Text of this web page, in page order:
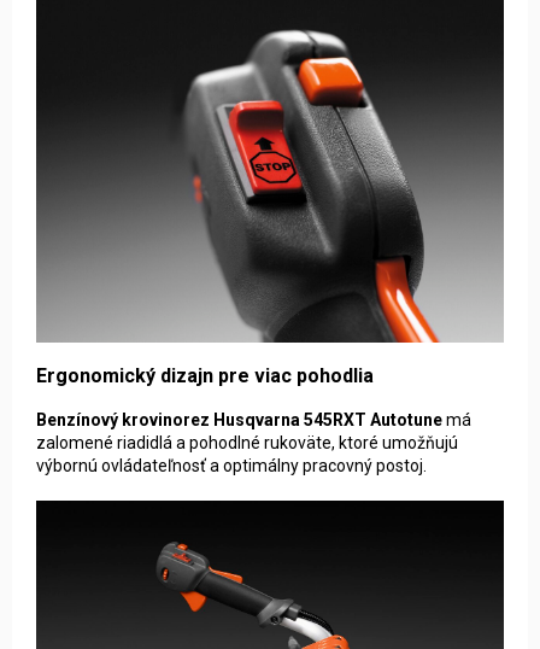
Ergonomický dizajn pre viac pohodlia
Benzínový krovinorez Husqvarna 545RXT Autotunemá
zalomené riadidlá a pohodlné rukoväte, ktoré umožňujú
výbornú ovládateľnosť a optimálny pracovný postoj.